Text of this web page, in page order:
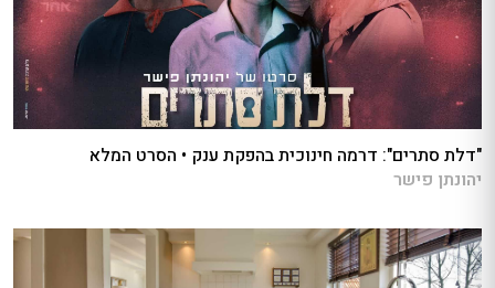
"דלת סתרים": דרמה חינוכית בהפקת ענק • הסרט המלא
יהונתן פישר